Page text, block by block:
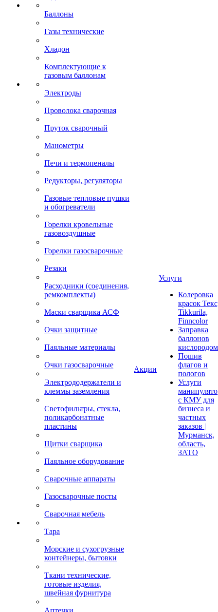
Баллоны
Газы технические
Хладон
Комплектующие к
газовым баллонам
Электроды
Проволока сварочная
Пруток сварочный
Манометры
Печи и термопеналы
Редукторы, регуляторы
Газовые тепловые пушки
и обогреватели
Горелки кровельные
газовоздушные
Горелки газосварочные
Резаки
Расходники (соединения,
ремкомплекты)
Маски сварщика АСФ
Очки защитные
Паяльные материалы
Очки газосварочные
Электрододержатели и
клеммы заземления
Светофильтры, стекла,
поликарбонатные
пластины
Щитки сварщика
Паяльное оборудование
Сварочные аппараты
Газосварочные посты
Сварочная мебель
Тара
Морские и сухогрузные
контейнеры, бытовки
Ткани технические,
готовые изделия,
швейная фурнитура
Аптечки
Акции
Услуги
Колеровка
красок
Tikkurila,
Finncolor
Заправка
баллонов
кислородом
Пошив
флагов и
пологов
Услуги
с КМУ для
бизнеса и
частных
заказов |
Мурманск,
область,
ЗАТО